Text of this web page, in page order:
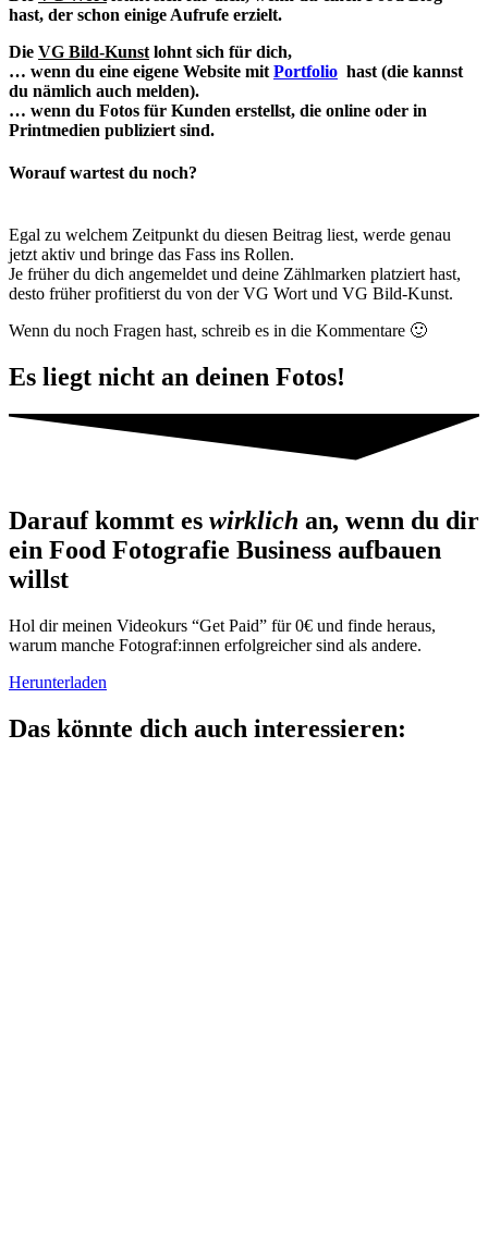
hast, der schon einige Aufrufe erzielt.
Die VG Bild-Kunst lohnt sich für dich,
… wenn du eine eigene Website mit Portfolio hast (die kannst
du nämlich auch melden).
… wenn du Fotos für Kunden erstellst, die online oder in
Printmedien publiziert sind.
Worauf wartest du noch?
Egal zu welchem Zeitpunkt du diesen Beitrag liest, werde genau
jetzt aktiv und bringe das Fass ins Rollen.
Je früher du dich angemeldet und deine Zählmarken platziert hast,
desto früher profitierst du von der VG Wort und VG Bild-Kunst.
Wenn du noch Fragen hast, schreib es in die Kommentare 🙂
Es liegt nicht an deinen Fotos!
Darauf kommt es wirklich an, wenn du dir
ein Food Fotografie Business aufbauen
willst
Hol dir meinen Videokurs “Get Paid” für 0€ und finde heraus,
warum manche Fotograf:innen erfolgreicher sind als andere.
Herunterladen
Das könnte dich auch interessieren: